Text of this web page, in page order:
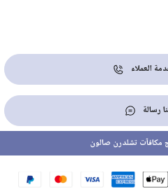
العملاء
رسالة
مكافآت تشلدرن صالون